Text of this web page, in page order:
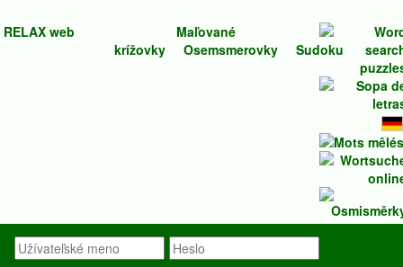
RELAX web
Maľované
krížovky
Osemsmerovky Sudoku